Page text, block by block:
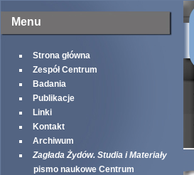
Menu
Strona główna
Zespół Centrum
Badania
Publikacje
Linki
Kontakt
Archiwum
Zagłada Żydów. Studia i Materiały
pismo naukowe Centrum